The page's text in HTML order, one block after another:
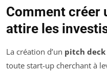
Comment créer
attire les
La création d’un pitch deck
toute start-up cherchant à